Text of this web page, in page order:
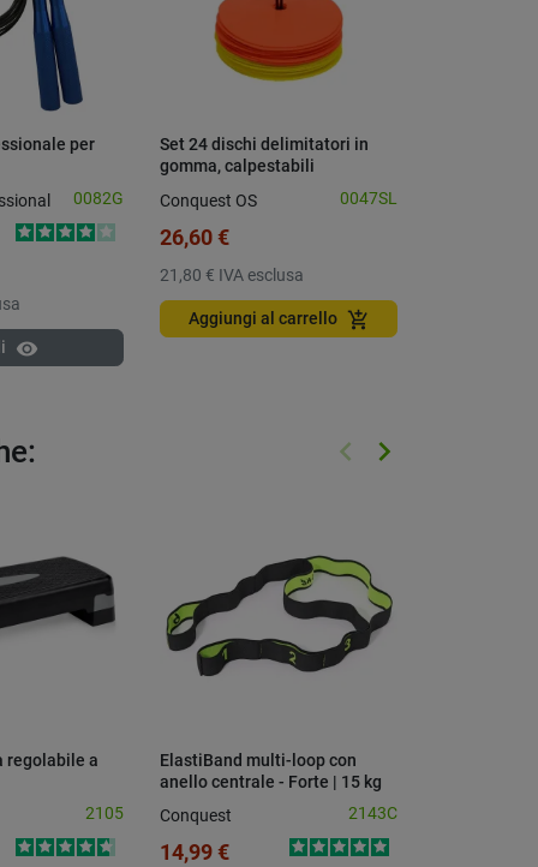
per
0082G
visibility
Set 24 dischi delimitatori in
gomma, calpestabili
Conquest OS 0047SL
26,60 €
21,80 € IVA esclusa
Aggiungi al carrello add_shopping_cart
Precedente
keyboard_arrow_left Successivo
keyboard_arrow_right
regolabile a
2105
ElastiBand multi-loop con
anello centrale - Forte | 15 kg
Conquest 2143C
14,99 €